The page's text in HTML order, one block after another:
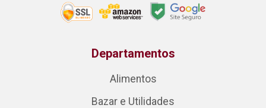
Departamentos
Alimentos
Bazar e Utilidades